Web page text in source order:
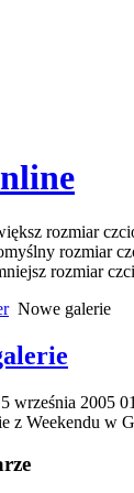
Nowe galerie
września 2005
z Weekendu w